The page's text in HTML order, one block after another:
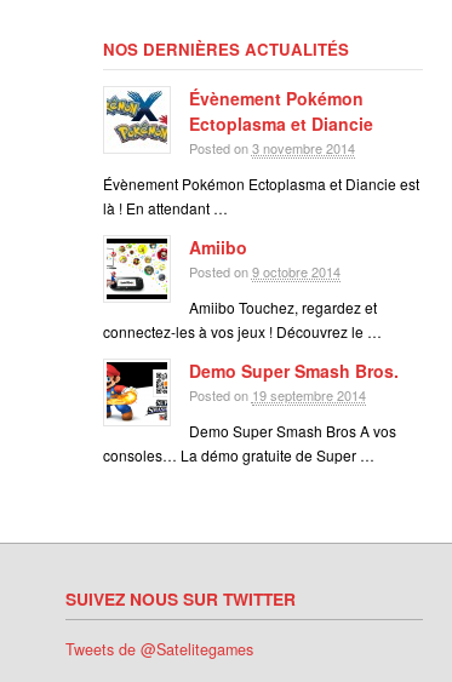
NOS DERNIÈRES ACTUALITÉS
Évènement Pokémon
Ectoplasma et Diancie
Posted on3 novembre 2014
Évènement Pokémon Ectoplasma et Diancie est
là ! En attendant …
Amiibo
Posted on9 octobre 2014
Amiibo Touchez, regardez et
connectez-les à vos jeux ! Découvrez le …
Demo Super Smash Bros.
Posted on 19 septembre 2014
Demo Super Smash Bros A vos
consoles… La démo gratuite de Super …
SUIVEZ NOUS SUR TWITTER
Tweets de @Satelitegames